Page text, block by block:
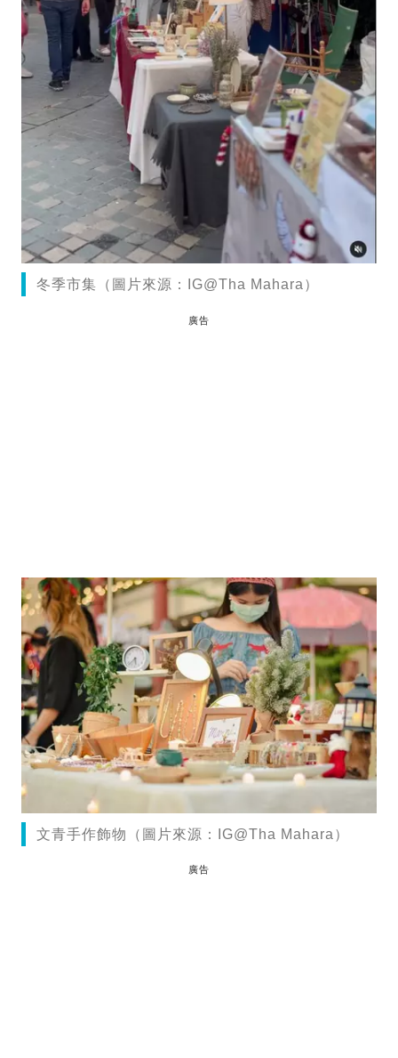
冬季市集（圖片來源：IG@Tha Mahara）
廣告
文青手作飾物（圖片來源：IG@Tha Mahara）
廣告